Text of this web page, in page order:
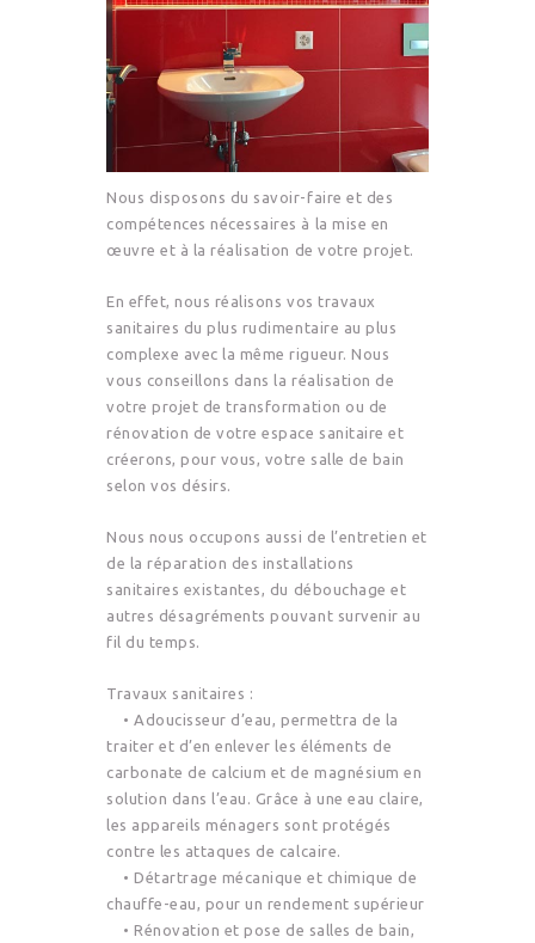
Nous disposons du savoir-faire et des
compétences nécessaires à la mise en
œuvre et à la réalisation de votre projet.
En effet, nous réalisons vos travaux
sanitaires du plus rudimentaire au plus
complexe avec la même rigueur. Nous
vous conseillons dans la réalisation de
votre projet de transformation ou de
rénovation de votre espace sanitaire et
créerons, pour vous, votre salle de bain
selon vos désirs.
Nous nous occupons aussi de l’entretien et
de la réparation des installations
sanitaires existantes, du débouchage et
autres désagréments pouvant survenir au
fil du temps.
Travaux sanitaires :
• Adoucisseur d’eau, permettra de la
traiter et d’en enlever les éléments de
carbonate de calcium et de magnésium en
solution dans l’eau. Grâce à une eau claire,
les appareils ménagers sont protégés
contre les attaques de calcaire.
• Détartrage mécanique et chimique de
chauffe-eau, pour un rendement supérieur
• Rénovation et pose de salles de bain,